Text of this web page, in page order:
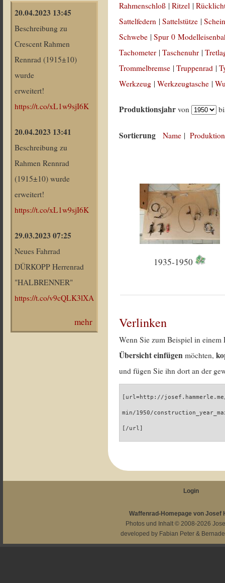
20.04.2023 13:45
Beschreibung zu
Crescent Rahmen
Rennrad (1915±10)
wurde
erweitert!
https://t.co/xL1w9sjI6K
20.04.2023 13:41
Beschreibung zu
Rahmen Rennrad
(1915±10) wurde
erweitert!
https://t.co/xL1w9sjI6K
29.03.2023 07:25
Neues Fahrrad
DÜRKOPP Herrenrad
"HALBRENNER"
https://t.co/v9cQLK3lXA
mehr
Rahmenschloß |Ritzel |
Sattelfedern |Sattelstütze |
Schwebe |Spur 0
Tachometer |Taschenuhr |
Trommelbremse |Truppenrad |
Werkzeug |Werkzeugtasche |
Produktionsjahr von
Sortierung Name |
1935-1950
Verlinken
Wenn Sie zum Beispiel in
Übersicht einfügen möchten,
und fügen Sie ihn dort an der
[url=http://
min/1950/
[/url]
Login
Waffenrad-Homepage von Josef
Photos und Inhalt © 2008-2026
developed by Fabian Peter &